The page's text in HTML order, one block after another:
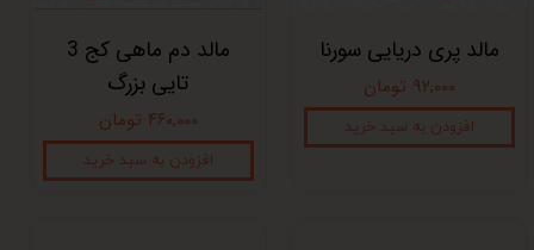
مالد پری دریایی سورنا
۹۲,۰۰۰ تومان
افزودن به سبد خرید
مالد دم ماهی کج 3
تایی بزرگ
۴۶۰,۰۰۰ تومان
افزودن به سبد خرید